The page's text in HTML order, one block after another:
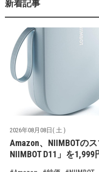
新着記事
2026年08月08日( 土 )
Amazon、NIIMBOTの
NIIMBOT D11」を